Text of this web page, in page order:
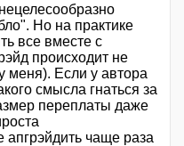
Но на практике
все вместе с
происходит не
меня). Если у автора
смысла гнаться за
переплаты даже
апгрэйдить чаще раза